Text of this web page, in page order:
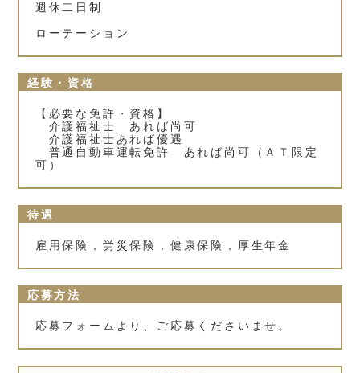
週休二日制
ローテーション
経験・資格
【必要な免許・資格】
介護福祉士 あれば尚可
介護福祉士あれば優遇
普通自動車運転免許 あれば尚可（ＡＴ限定
可）
待遇
雇用保険，労災保険，健康保険，厚生年金
応募方法
応募フォームより、ご応募くださいませ。